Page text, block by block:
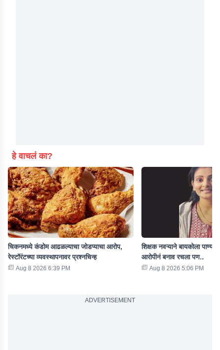
हे वाचलं का?
चिकनमध्ये कंडोम आढळल्याचा जोडप्याचा आरोप,
रेस्टॉरंटच्या व्यवस्थापनावर प्रश्नचिन्ह
Aug 8 2026 6:39 PM
शिक्षक नवऱ्याने बायकोला
आरोपीनं बनाव रचला पण..
Aug 8 2026 5:06 PM
ADVERTISEMENT